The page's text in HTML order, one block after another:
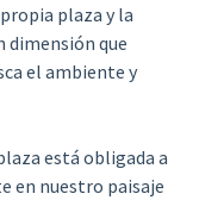
plaza y la
dimensión que
el ambiente y
está obligada a
en nuestro paisaje